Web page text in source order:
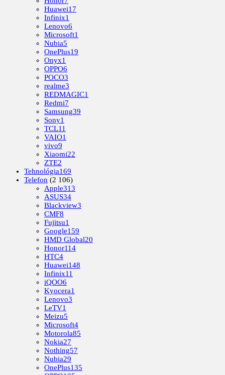
Huawei17
Infinix1
Lenovo6
Microsoft1
Nubia5
OnePlus19
Onyx1
OPPO6
POCO3
realme3
REDMAGIC1
Redmi7
Samsung39
Sony1
TCL11
VAIO1
vivo9
Xiaomi22
ZTE2
Tehnológia169
Telefon (2 106)
Apple313
ASUS34
Blackview3
CMF8
Fujitsu1
Google159
HMD Global20
Honor114
HTC4
Huawei148
Infinix11
iQOO6
Kyocera1
Lenovo3
LeTV1
Meizu5
Microsoft4
Motorola85
Nokia27
Nothing57
Nubia29
OnePlus135